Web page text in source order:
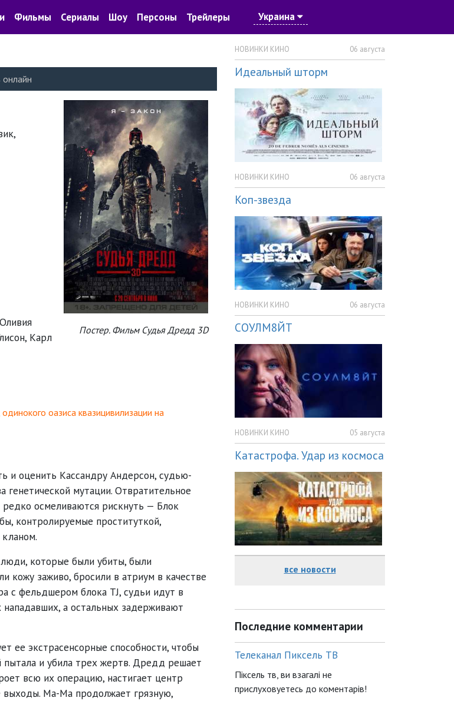
Фильмы Сериалы Шоу Персоны Трейлеры Украина
Постер. Фильм Судья Дредд 3D
Оливия
, Карл
оазиса квазицивилизации на
и оценить Кассандру Андерсон, судью-
мутации. Отвратительное
осмеливаются рискнуть — Блок
контролируемые проституткой,
которые были убиты, были
кожу заживо, бросили в атриум в качестве
с фельдшером блока TJ, судьи идут в
а остальных задерживают
ее экстрасенсорные способности, чтобы
пытала и убила трех жертв. Дредд решает
всю их операцию, настигает центр
выходы. Ма-Ма продолжает грязную,
НОВИНКИ КИНО 06 августа
Идеальный шторм
НОВИНКИ КИНО 06 августа
Коп-звезда
НОВИНКИ КИНО 06 августа
СОУЛМ8ЙТ
НОВИНКИ КИНО 05 августа
Катастрофа. Удар из космоса
все новости
Последние комментарии
Телеканал Пиксель ТВ
Піксель тв, ви взагалі не
прислуховуетесь до коментарів!